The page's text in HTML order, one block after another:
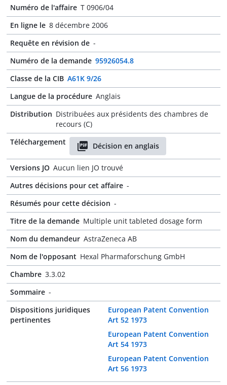
Numéro de l'affaire T 0906/04
En ligne le 8 décembre 2006
Requête en révision de -
Numéro de la demande 95926054.8
Classe de la CIB A61K 9/26
Langue de la procédure Anglais
Distribution Distribuées aux présidents des chambres de
recours (C)
Téléchargement
Décision en anglais
Versions JO Aucun lien JO trouvé
Autres décisions pour cet affaire -
Résumés pour cette décision -
Titre de la demande Multiple unit tableted dosage form
Nom du demandeur AstraZeneca AB
Nom de l'opposant Hexal Pharmaforschung GmbH
Chambre 3.3.02
Sommaire -
Dispositions juridiques
pertinentes
European Patent Convention
Art 52 1973
European Patent Convention
Art 54 1973
European Patent Convention
Art 56 1973